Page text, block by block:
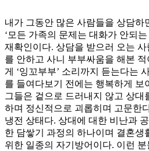
내가 그동안 많은 사람들을 상담하
‘모든 가족의 문제는 대화가 안되
재확인이다. 상담을 받으러 오는 사
를 안하고 사니 부부싸움을 해본 적
게 ‘잉꼬부부’ 소리까지 듣는다는
를 들여다보기 전에는 행복하게 보
그들은 겉으로 드러내지 않고 상대
하며 정신적으로 괴롭히며 고문한
냉전 상태다. 상대에 대한 비난과
한 담쌓기 과정의 하나이며 결혼생
위한 일종의 자기방어이다. 이런